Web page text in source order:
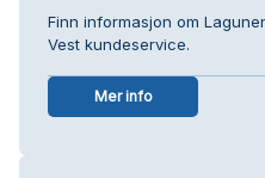
Finn informasjon om
Vest kundeservice.
Mer info